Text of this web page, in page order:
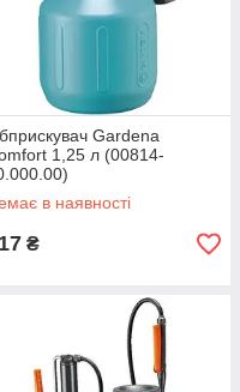
Gardena
1,25 л (00814-
в наявності
₴